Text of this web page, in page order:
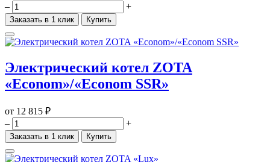
–
+
Заказать в 1 клик Купить
Электрический котел ZOTA
«Econom»/«Econom SSR»
от 12 815 ₽
–
+
Заказать в 1 клик Купить